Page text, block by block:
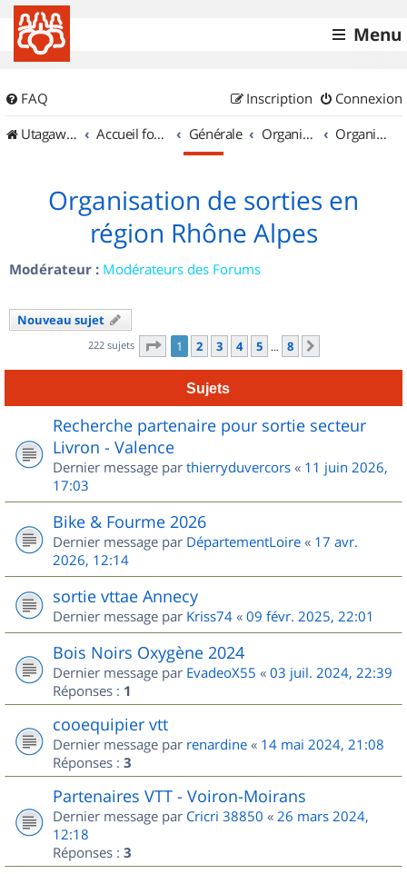
Menu
FAQ Connexion
Inscription
UtagawaVTT (Randos VTT et VTTAE avec traces GPS)
Accueil forum Générale Organisation de sorties & Recherche de partenaires Organisation de sorties en région Rhône Alpes
Organisation de sorties en
région Rhône Alpes
Modérateur : Modérateurs des Forums
Nouveau sujet
222 sujets Page 1sur
1 2 3 4 5 … 8
Sujets
Recherche partenaire pour sortie secteur
Livron - Valence
Dernier message par thierryduvercors « 11 juin 2026,
17:03
Bike & Fourme 2026
Dernier message par DépartementLoire « 17 avr.
2026, 12:14
sortie vttae Annecy
Dernier message par Kriss74 « 09 févr. 2025, 22:01
Bois Noirs Oxygène 2024
Dernier message par EvadeoX55 « 03 juil. 2024, 22:39
Réponses : 1
cooequipier vtt
Dernier message par renardine « 14 mai 2024, 21:08
Réponses : 3
Partenaires VTT - Voiron-Moirans
Dernier message par Cricri 38850 « 26 mars 2024,
12:18
Réponses : 3